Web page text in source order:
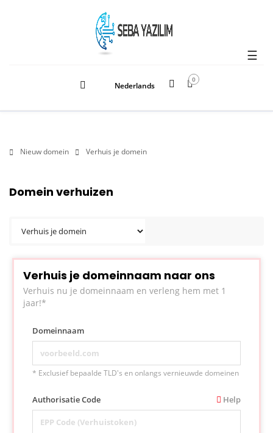
Nederlands
0
☰
Nieuw domein Verhuis je domein
Domein verhuizen
Verhuis je domeinnaam naar ons
Verhuis nu je domeinnaam en verleng hem met 1
jaar!*
Domeinnaam
* Exclusief bepaalde TLD's en onlangs vernieuwde domeinen
Authorisatie Code Help